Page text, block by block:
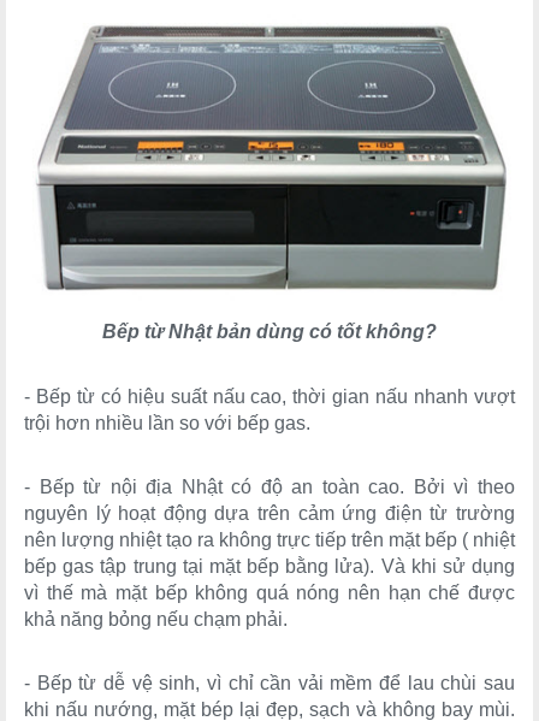
Bếp từ Nhật bản dùng có tốt không?
- Bếp từ có hiệu suất nấu cao, thời gian nấu nhanh vượt
trội hơn nhiều lần so với bếp gas.
- Bếp từ nội địa Nhật có độ an toàn cao. Bởi vì theo
nguyên lý hoạt động dựa trên cảm ứng điện từ trường
nên lượng nhiệt tạo ra không trực tiếp trên mặt bếp ( nhiệt
bếp gas tập trung tại mặt bếp bằng lửa). Và khi sử dụng
vì thế mà mặt bếp không quá nóng nên hạn chế được
khả năng bỏng nếu chạm phải.
- Bếp từ dễ vệ sinh, vì chỉ cần vải mềm để lau chùi sau
khi nấu nướng, mặt bép lại đẹp, sạch và không bay mùi.